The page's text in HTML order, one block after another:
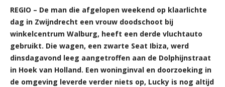
REGIO – De man die afgelopen weekend op klaarlichte
dag in Zwijndrecht een vrouw doodschoot bij
winkelcentrum Walburg, heeft een derde vluchtauto
gebruikt. Die wagen, een zwarte Seat Ibiza, werd
dinsdagavond leeg aangetroffen aan de Dolphijnstraat
in Hoek van Holland. Een woninginval en doorzoeking in
de omgeving leverde verder niets op, Lucky is nog altijd